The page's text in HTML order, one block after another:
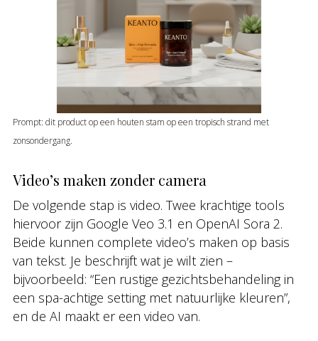
Prompt: dit product op een houten stam op een tropisch strand met
zonsondergang.
Video’s maken zonder camera
De volgende stap is video. Twee krachtige tools
hiervoor zijn Google Veo 3.1 en OpenAI Sora 2.
Beide kunnen complete video’s maken op basis
van tekst. Je beschrijft wat je wilt zien –
bijvoorbeeld: “Een rustige gezichtsbehandeling in
een spa-achtige setting met natuurlijke kleuren”,
en de AI maakt er een video van.